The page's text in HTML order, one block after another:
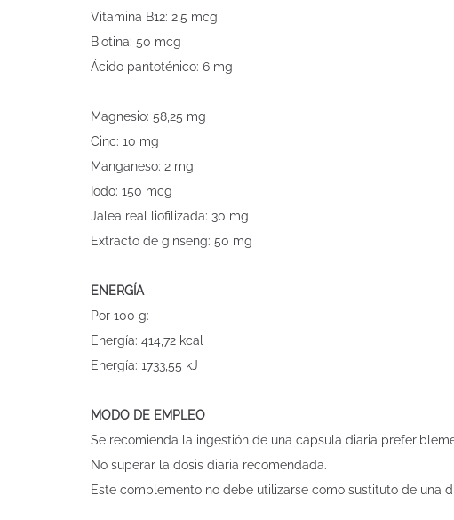
Vitamina B12: 2,5 mcg
Biotina: 50 mcg
Ácido pantoténico: 6 mg
Magnesio: 58,25 mg
Cinc: 10 mg
Manganeso: 2 mg
Iodo: 150 mcg
Jalea real liofilizada: 30 mg
Extracto de ginseng: 50 mg
ENERGÍA
Por 100 g:
Energía: 414,72 kcal
Energía: 1733,55 kJ
MODO DE EMPLEO
Se recomienda la ingestión de una cápsula diaria
No superar la dosis diaria recomendada.
Este complemento no debe utilizarse como sustituto de una